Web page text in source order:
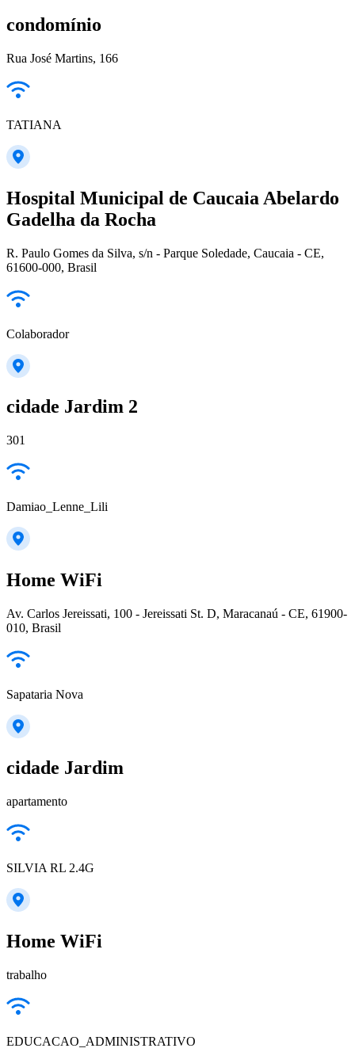
condomínio
Rua José Martins, 166
TATIANA
Hospital Municipal de Caucaia Abelardo
Gadelha da Rocha
R. Paulo Gomes da Silva, s/n - Parque Soledade, Caucaia - CE,
61600-000, Brasil
Colaborador
cidade Jardim 2
301
Damiao_Lenne_Lili
Home WiFi
Av. Carlos Jereissati, 100 - Jereissati St. D, Maracanaú - CE, 61900-
010, Brasil
Sapataria Nova
cidade Jardim
apartamento
SILVIA RL 2.4G
Home WiFi
trabalho
EDUCACAO_ADMINISTRATIVO